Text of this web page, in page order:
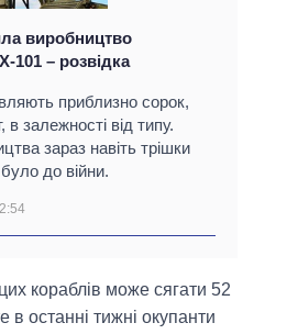
виробництво
101 – розвідка
приблизно сорок,
в залежності від типу.
зараз навіть трішки
до війни.
кораблів може сягати 52
в останні тижні окупанти